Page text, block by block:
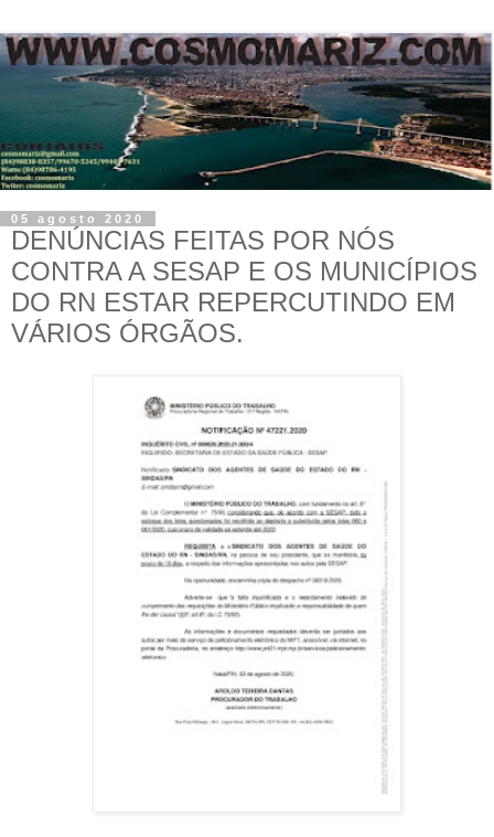
05 agosto 2020
DENÚNCIAS FEITAS POR NÓS
CONTRA A SESAP E OS MUNICÍPIOS
DO RN ESTAR REPERCUTINDO EM
VÁRIOS ÓRGÃOS.